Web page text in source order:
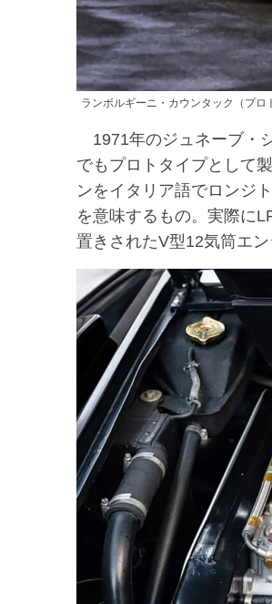
ランボルギーニ・カウンタック（プロ
1971年のジュネーブ・
でもプロトタイプとして
ンをイタリア語でロンジ
を意味するもの。実際に
置きされたV型12気筒エン